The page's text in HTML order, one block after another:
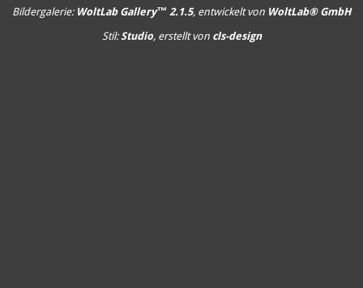
Bildergalerie: WoltLab Gallery™ 2.1.5, entwickelt von WoltLab® GmbH
Stil:Studio, erstellt von cls-design